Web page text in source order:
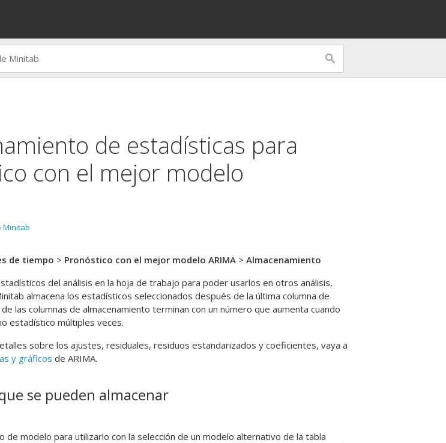
de estadísticas para
con el mejor modelo
Minitab
de tiempo > Pronóstico con el mejor modelo ARIMA > Almacenamiento
del análisis en la hoja de trabajo para poder usarlos en otros análisis,
almacena los estadísticos seleccionados después de la última columna de
las columnas de almacenamiento terminan con un número que aumenta cuando
estadístico múltiples veces.
sobre los ajustes, residuales, residuos estandarizados y coeficientes, vaya a
y gráficos de ARIMA.
se pueden almacenar
de modelo para utilizarlo con la selección de un modelo alternativo de la tabla